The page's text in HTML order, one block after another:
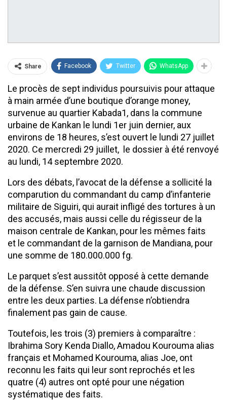
Share Facebook Twitter WhatsApp
Le procès de sept individus poursuivis pour attaque
à main armée d’une boutique d’orange money,
survenue au quartier Kabada1, dans la commune
urbaine de Kankan le lundi 1er juin dernier, aux
environs de 18 heures, s’est ouvert le lundi 27 juillet
2020. Ce mercredi 29 juillet, le dossier à été renvoyé
au lundi, 14 septembre 2020.
Lors des débats, l’avocat de la défense a sollicité la
comparution du commandant du camp d’infanterie
militaire de Siguiri, qui aurait infligé des tortures à un
des accusés, mais aussi celle du régisseur de la
maison centrale de Kankan, pour les mêmes faits
et le commandant de la garnison de Mandiana, pour
une somme de 180.000.000 fg.
Le parquet s’est aussitôt opposé à cette demande
de la défense. S’en suivra une chaude discussion
entre les deux parties. La défense n’obtiendra
finalement pas gain de cause.
Toutefois, les trois (3) premiers à comparaître :
Ibrahima Sory Kenda Diallo, Amadou Kourouma alias
français et Mohamed Kourouma, alias Joe, ont
reconnu les faits qui leur sont reprochés et les
quatre (4) autres ont opté pour une négation
systématique des faits.